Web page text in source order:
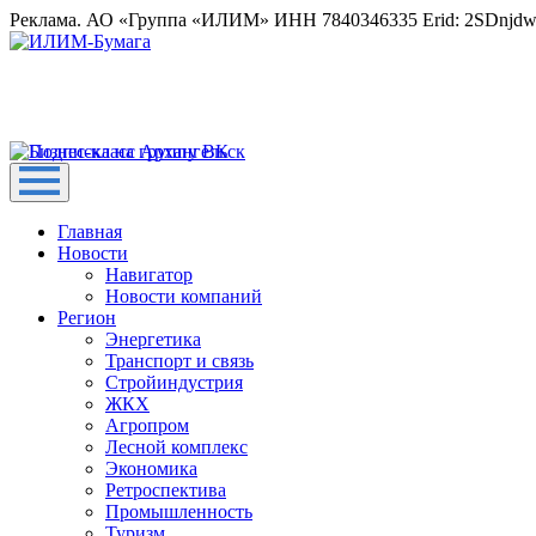
Реклама. АО «Группа «ИЛИМ» ИНН 7840346335 Erid:
Главная
Новости
Навигатор
Новости компаний
Регион
Энергетика
Транспорт и связь
Стройиндустрия
ЖКХ
Агропром
Лесной комплекс
Экономика
Ретроспектива
Промышленность